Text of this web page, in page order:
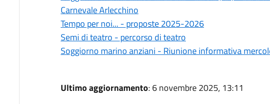
Carnevale Arlecchino
Tempo per noi... - proposte 2025-2026
Semi di teatro - percorso di teatro
Soggiorno marino anziani - Riunione informativa
Ultimo aggiornamento: 6 novembre 2025, 13:11